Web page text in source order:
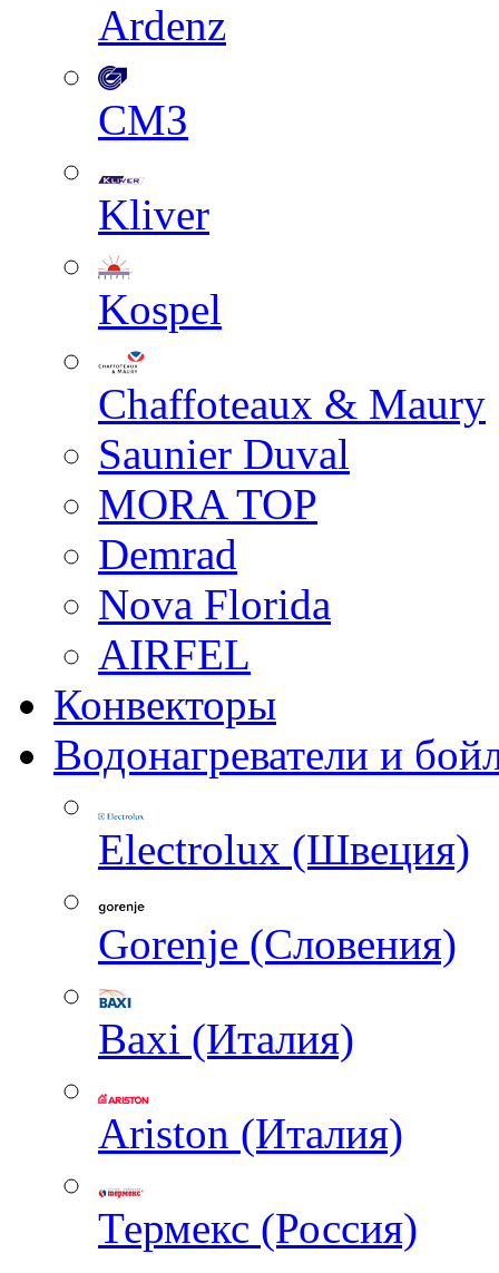
Ardenz
СМЗ
Kliver
Kospel
Chaffoteaux & Maury
Saunier Duval
MORA TOP
Demrad
Nova Florida
AIRFEL
Конвекторы
Водонагреватели и
Electrolux (Швеция)
Gorenje (Словения)
Baxi (Италия)
Ariston (Италия)
Термекс (Россия)